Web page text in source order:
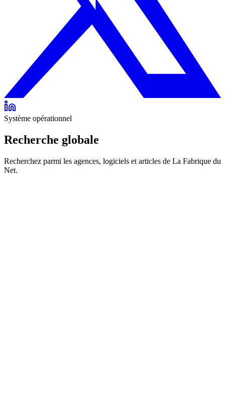
Système opérationnel
Recherche globale
Recherchez parmi les agences, logiciels et articles de La Fabrique du
Net.